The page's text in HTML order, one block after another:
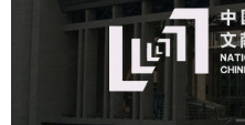
网站建设
数字博物馆建设
展厅